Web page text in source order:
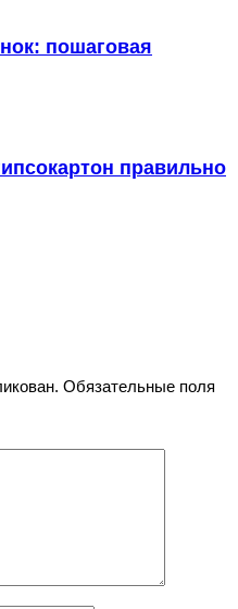
пошаговая
правильно
Обязательные поля